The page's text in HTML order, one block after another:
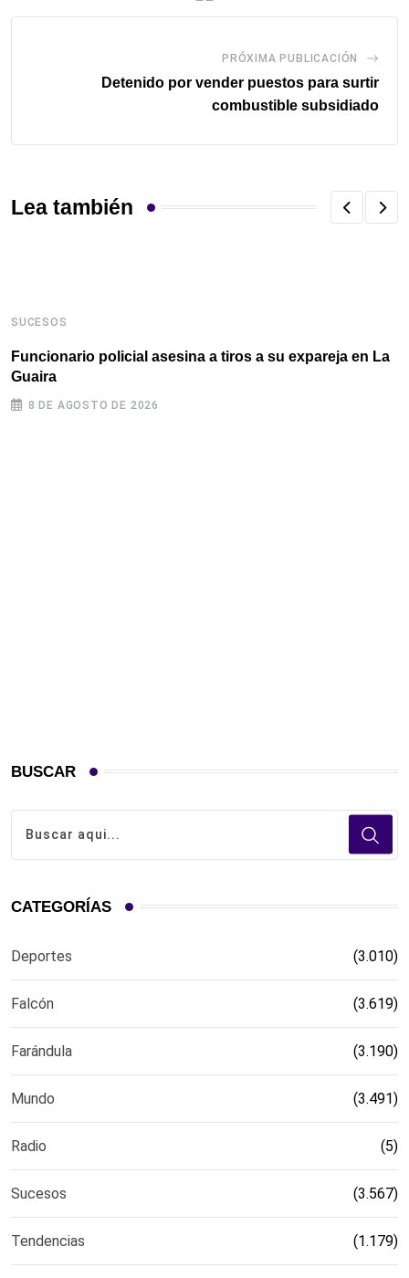
PRÓXIMA PUBLICACIÓN
Detenido por vender puestos para surtir
combustible subsidiado
Lea también
SUCESOS
Funcionario policial asesina a tiros a su expareja en La
Guaira
8 DE AGOSTO DE 2026
BUSCAR
CATEGORÍAS
Deportes (3.010)
Falcón (3.619)
Farándula (3.190)
Mundo (3.491)
Radio (5)
Sucesos (3.567)
Tendencias (1.179)